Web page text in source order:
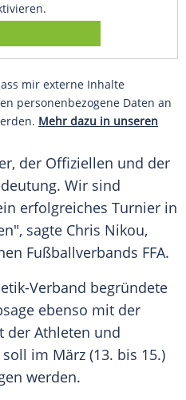
mir externe Inhalte
personenbezogene Daten an
Mehr dazu in unseren
der Offiziellen und der
Wir sind
erfolgreiches Turnier in
sagte Chris Nikou,
Fußballverbands FFA.
Verband begründete
ebenso mit der
der Athleten und
im März (13. bis 15.)
werden.